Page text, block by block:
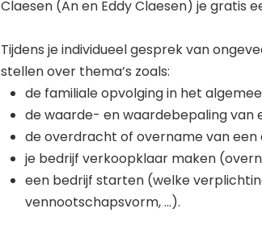
Claesen (An en Eddy Claesen) je gratis
Tijdens je individueel gesprek van
stellen over thema’s zoals:
de familiale opvolging in het
de waarde- en waardebepaling van
de overdracht of overname van een
je bedrijf verkoopklaar maken
een bedrijf starten (welke
vennootschapsvorm, ...).